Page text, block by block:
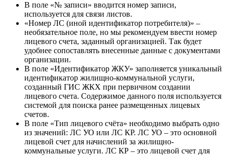
В поле «№ записи» вводится номер записи,
используется для связи листов.
«Номер ЛС (иной идентификатор потребителя)» –
необязательное поле, но мы рекомендуем ввести номер
лицевого счета, заданный организацией. Так будет
удобнее сопоставлять внесенные данные с документами
организации.
В поле «Идентификатор ЖКУ» заполняется уникальный
идентификатор жилищно-коммунальной услуги,
созданный ГИС ЖКХ при первичном создании
лицевого счета. Содержимое данного поля используется
системой для поиска ранее размещенных лицевых
счетов.
В поле «Тип лицевого счёта» необходимо выбрать одно
из значений: ЛС УО или ЛС КР. ЛС УО – это основной
лицевой счет для начислений за жилищно-
коммунальные услуги. ЛС КР – это лицевой счет для